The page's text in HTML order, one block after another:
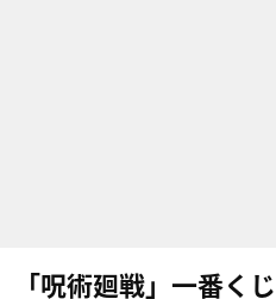
「呪術廻戦」一番く